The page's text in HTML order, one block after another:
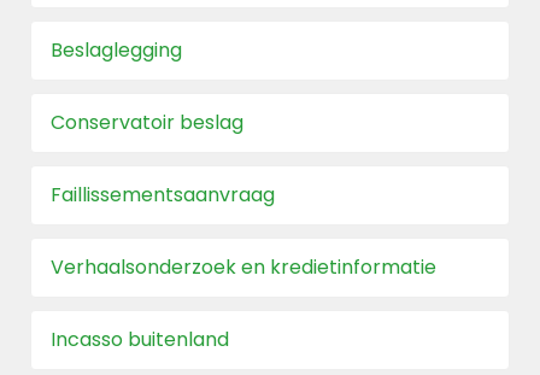
Beslaglegging
Conservatoir beslag
Faillissementsaanvraag
Verhaalsonderzoek en kredietinformatie
Incasso buitenland